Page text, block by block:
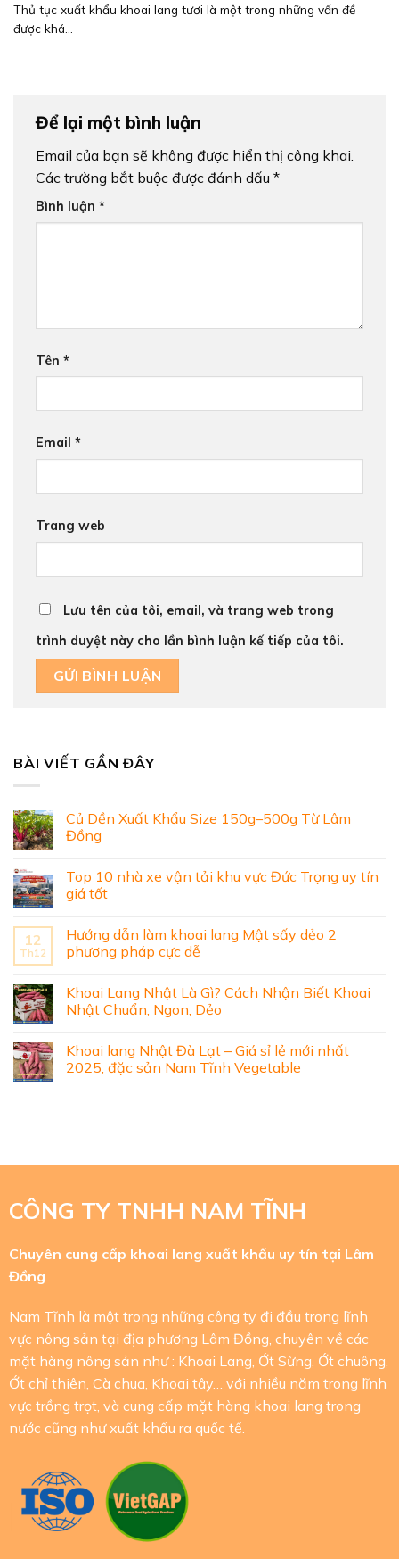
Thủ tục xuất khẩu khoai lang tươi là một trong những vấn đề
được khá...
Để lại một bình luận
Email của bạn sẽ không được hiển thị công khai.
Các trường bắt buộc được đánh dấu *
Bình luận *
Tên *
Email *
Trang web
Lưu tên của tôi, email, và trang web trong
trình duyệt này cho lần bình luận kế tiếp của tôi.
BÀI VIẾT GẦN ĐÂY
Củ Dền Xuất Khẩu Size 150g–500g Từ Lâm
Đồng
Top 10 nhà xe vận tải khu vực Đức Trọng uy tín
giá tốt
12
Th12
Hướng dẫn làm khoai lang Mật sấy dẻo 2
phương pháp cực dễ
Khoai Lang Nhật Là Gì? Cách Nhận Biết Khoai
Nhật Chuẩn, Ngon, Dẻo
Khoai lang Nhật Đà Lạt – Giá sỉ lẻ mới nhất
2025, đặc sản Nam Tĩnh Vegetable
CÔNG TY TNHH NAM TĨNH
Chuyên cung cấp khoai lang xuất khẩu uy tín tại Lâm
Đồng
Nam Tĩnh là một trong những công ty đi đầu trong lĩnh
vực nông sản tại địa phương Lâm Đồng, chuyên về các
mặt hàng nông sản như : Khoai Lang, Ớt Sừng, Ớt chuông,
Ớt chỉ thiên, Cà chua, Khoai tây… với nhiều năm trong lĩnh
vực trồng trọt, và cung cấp mặt hàng khoai lang trong
nước cũng như xuất khẩu ra quốc tế.